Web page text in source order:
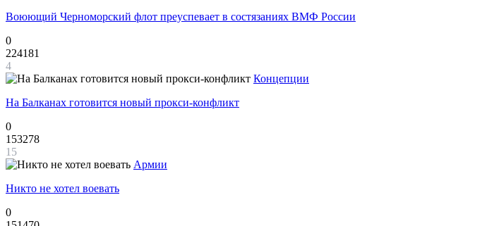
Воюющий Черноморский флот преуспевает в состязаниях ВМФ России
0
224181
4
Концепции
На Балканах готовится новый прокси-конфликт
0
153278
15
Армии
Никто не хотел воевать
0